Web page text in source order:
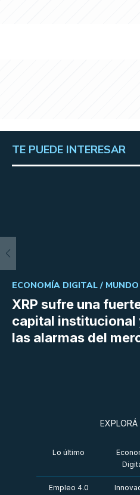
TE PUEDE INTERESAR
XRP sufre una
capital institucional
las alarmas del
ECONOMÍA DIGITAL /
EXPLORÁ
Lo último
Empleo 4.0